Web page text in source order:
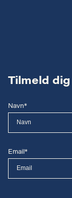
Tilmeld
Navn*
Email*